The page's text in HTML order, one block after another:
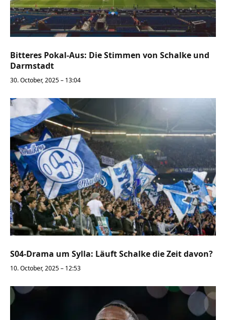
Bitteres Pokal-Aus: Die Stimmen von Schalke und
Darmstadt
30. October, 2025 – 13:04
S04-Drama um Sylla: Läuft Schalke die Zeit davon?
10. October, 2025 – 12:53